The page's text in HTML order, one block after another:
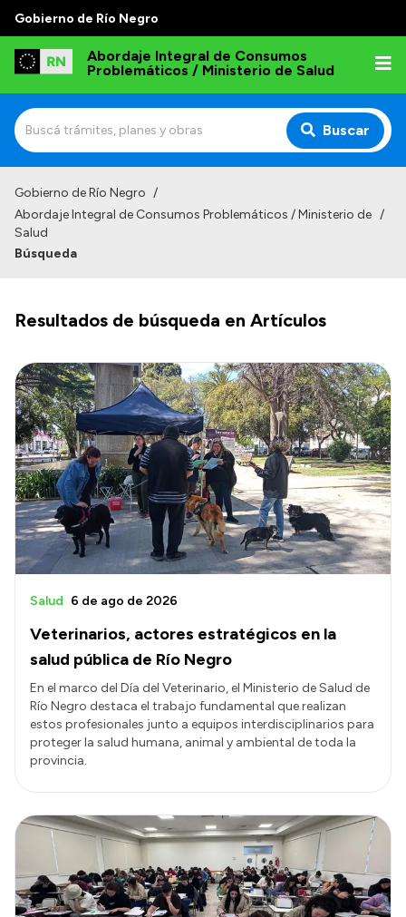
Gobierno de Río Negro
Abordaje Integral de Consumos
Problemáticos / Ministerio de Salud
Buscar
Institucional
¿Dónde nos encontramos?
Transparencia
Presupuesto
Boletín Oficial
Compras y licitaciones
Consulta de expedientes
Gobierno de Río Negro /
Abordaje Integral de Consumos Problemáticos / Ministerio de
Salud
/
Búsqueda
Resultados de búsqueda en Artículos
Veterinarios, actores estratégicos en la
salud pública de Río Negro
Salud 6 de ago de 2026
En el marco del Día del Veterinario, el Ministerio de Salud de
Río Negro destaca el trabajo fundamental que realizan
estos profesionales junto a equipos interdisciplinarios para
proteger la salud humana, animal y ambiental de toda la
provincia.